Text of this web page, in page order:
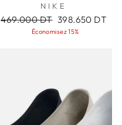
NIKE
Prix
469.000 DT Prix
réduit
398.650 DT
Économisez 15%